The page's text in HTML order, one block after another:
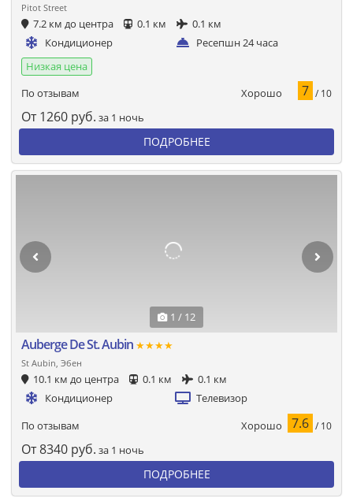
Pitot Street
7.2 км до центра 0.1 км
0.1 км
Кондиционер
Ресепшн 24 часа
Низкая цена
По отзывам
Хорошо 7 / 10
От 1260 руб. за 1 ночь
ПОДРОБНЕЕ
1 / 12
Auberge De St. Aubin ★★★★
St Aubin, Эбен
10.1 км до центра 0.1 км
0.1 км
Кондиционер
Телевизор
По отзывам Хорошо 7.6 / 10
От8340 руб. за 1 ночь
ПОДРОБНЕЕ